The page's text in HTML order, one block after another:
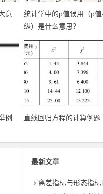
意
统计学中的p值误用（p值
纵）是什么意思？
例 直线回归方程的计算例题
最新文章
离差指标与形态指